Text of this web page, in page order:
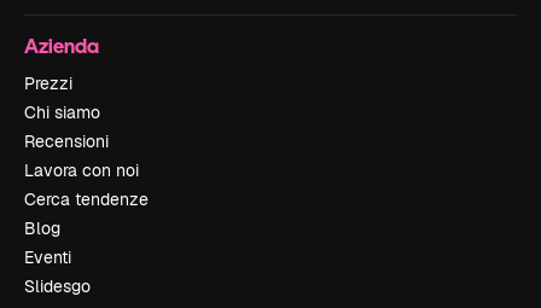
Azienda
Prezzi
Chi siamo
Recensioni
Lavora con noi
Cerca tendenze
Blog
Eventi
Slidesgo